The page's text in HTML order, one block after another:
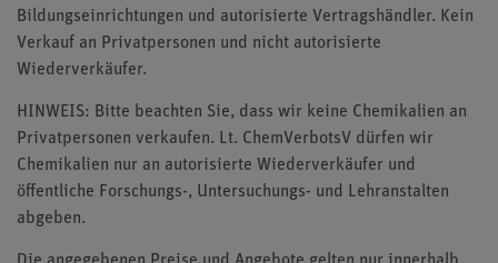
Bildungseinrichtungen und autorisierte Vertragshändler. Kein
Verkauf an Privatpersonen und nicht autorisierte
Wiederverkäufer.
HINWEIS: Bitte beachten Sie, dass wir keine Chemikalien an
Privatpersonen verkaufen. Lt. ChemVerbotsV dürfen wir
Chemikalien nur an autorisierte Wiederverkäufer und
öffentliche Forschungs-, Untersuchungs- und Lehranstalten
abgeben.